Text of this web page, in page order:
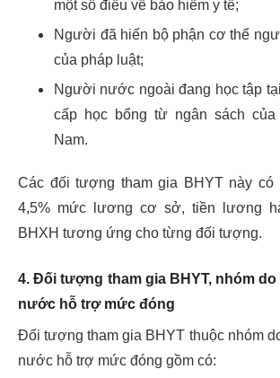
một số điều về bảo hiểm y tế;
Người đã hiến bộ phận cơ thể
của pháp luật;
Người nước ngoài đang học tập
cấp học bổng từ ngân sách
Nam.
Các đối tượng tham gia BHYT này có
4,5% mức lương cơ sở, tiền lương
BHXH tương ứng cho từng đối tượng.
4. Đối tượng tham gia BHYT, nhóm
nước hỗ trợ mức đóng
Đối tượng tham gia BHYT thuộc nhóm
nước hỗ trợ mức đóng gồm có: